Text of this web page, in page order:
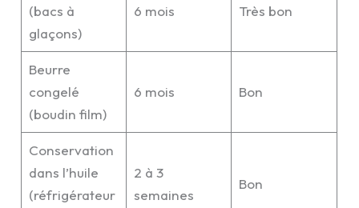
(bacs à
glaçons)
6 mois Très bon
Beurre
congelé
(boudin film)
6 mois Bon
Conservation
dans l’huile
(réfrigérateur
2 à 3
semaines
Bon